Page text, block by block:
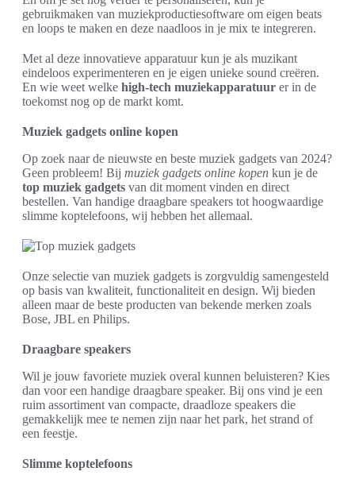
gebruikmaken van muziekproductiesoftware om eigen beats
en loops te maken en deze naadloos in je mix te integreren.
Met al deze innovatieve apparatuur kun je als muzikant
eindeloos experimenteren en je eigen unieke sound creëren.
En wie weet welke high-tech muziekapparatuur er in de
toekomst nog op de markt komt.
Muziek gadgets online kopen
Op zoek naar de nieuwste en beste muziek gadgets van 2024?
Geen probleem! Bij muziek gadgets online kopen kun je de
top muziek gadgets van dit moment vinden en direct
bestellen. Van handige draagbare speakers tot hoogwaardige
slimme koptelefoons, wij hebben het allemaal.
Onze selectie van muziek gadgets is zorgvuldig samengesteld
op basis van kwaliteit, functionaliteit en design. Wij bieden
alleen maar de beste producten van bekende merken zoals
Bose, JBL en Philips.
Draagbare speakers
Wil je jouw favoriete muziek overal kunnen beluisteren? Kies
dan voor een handige draagbare speaker. Bij ons vind je een
ruim assortiment van compacte, draadloze speakers die
gemakkelijk mee te nemen zijn naar het park, het strand of
een feestje.
Slimme koptelefoons